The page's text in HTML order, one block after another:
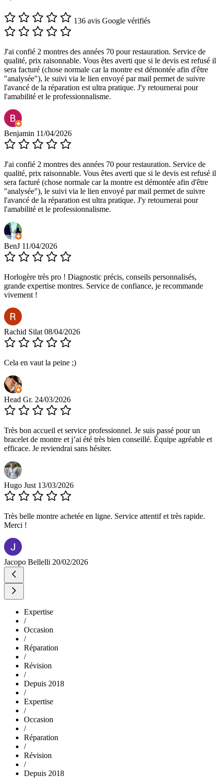
136 avis Google vérifiés
J'ai confié 2 montres des années 70 pour restauration. Service de
qualité, prix raisonnable. Vous êtes averti que si le devis est refusé il
sera facturé (chose normale car la montre est démontée afin d'être
"analysée"), le suivi via le lien envoyé par mail permet de suivre
l'avancé de la réparation est ultra pratique. J'y retournerai pour
l'amabilité et le professionnalisme.
Benjamin 11/04/2026
J'ai confié 2 montres des années 70 pour restauration. Service de
qualité, prix raisonnable. Vous êtes averti que si le devis est refusé il
sera facturé (chose normale car la montre est démontée afin d'être
"analysée"), le suivi via le lien envoyé par mail permet de suivre
l'avancé de la réparation est ultra pratique. J'y retournerai pour
l'amabilité et le professionnalisme.
BenJ 11/04/2026
Horlogère très pro ! Diagnostic précis, conseils personnalisés,
grande expertise montres. Service de confiance, je recommande
vivement !
Rachid Silat 08/04/2026
Cela en vaut la peine ;)
Head Gr. 24/03/2026
Très bon accueil et service professionnel. Je suis passé pour un
bracelet de montre et j’ai été très bien conseillé. Équipe agréable et
efficace. Je reviendrai sans hésiter.
Hugo Just 13/03/2026
Très belle montre achetée en ligne. Service attentif et très rapide.
Merci !
Jacopo Bellelli 20/02/2026
Expertise
/
Occasion
/
Réparation
/
Révision
/
Depuis 2018
/
Expertise
/
Occasion
/
Réparation
/
Révision
/
Depuis 2018